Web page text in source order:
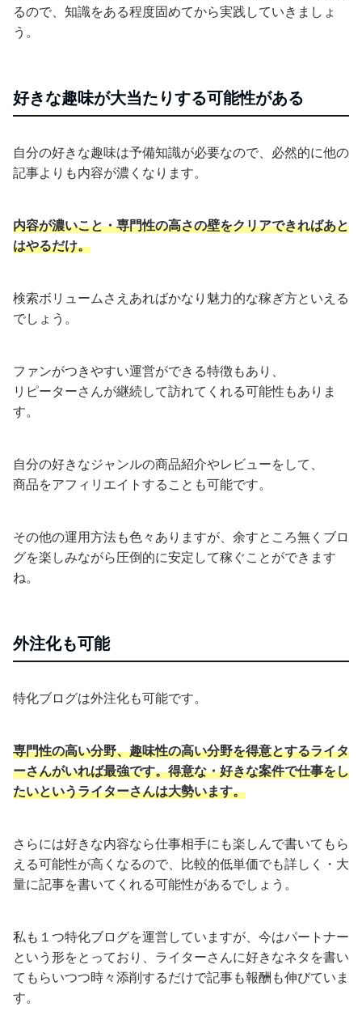
るので、知識をある程度固めてから実践していきましょ
う。
好きな趣味が大当たりする可能性がある
自分の好きな趣味は予備知識が必要なので、必然的に他の
記事よりも内容が濃くなります。
内容が濃いこと・専門性の高さの壁をクリアできればあと
はやるだけ。
検索ボリュームさえあればかなり魅力的な稼ぎ方といえる
でしょう。
ファンがつきやすい運営ができる特徴もあり、
リピーターさんが継続して訪れてくれる可能性もありま
す。
自分の好きなジャンルの商品紹介やレビューをして、
商品をアフィリエイトすることも可能です。
その他の運用方法も色々ありますが、余すところ無くブロ
グを楽しみながら圧倒的に安定して稼ぐことができます
ね。
外注化も可能
特化ブログは外注化も可能です。
専門性の高い分野、趣味性の高い分野を得意とするライタ
ーさんがいれば最強です。得意な・好きな案件で仕事をし
たいというライターさんは大勢います。
さらには好きな内容なら仕事相手にも楽しんで書いてもら
える可能性が高くなるので、比較的低単価でも詳しく・大
量に記事を書いてくれる可能性があるでしょう。
私も１つ特化ブログを運営していますが、今はパートナー
という形をとっており、ライターさんに好きなネタを書い
てもらいつつ時々添削するだけで記事も報酬も伸びていま
す。